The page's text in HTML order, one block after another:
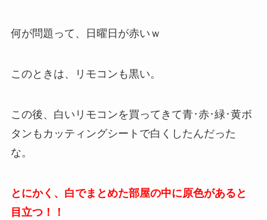
何が問題って、日曜日が赤いｗ
このときは、リモコンも黒い。
この後、白いリモコンを買ってきて青･赤･緑･黄ボ
タンもカッティングシートで白くしたんだった
な。
とにかく、白でまとめた部屋の中に原色があると
目立つ！！